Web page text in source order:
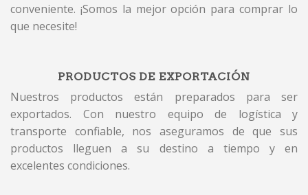
conveniente. ¡Somos la mejor opción para comprar lo
que necesite!
PRODUCTOS DE EXPORTACIÓN
Nuestros productos están preparados para ser
exportados. Con nuestro equipo de logística y
transporte confiable, nos aseguramos de que sus
productos lleguen a su destino a tiempo y en
excelentes condiciones.